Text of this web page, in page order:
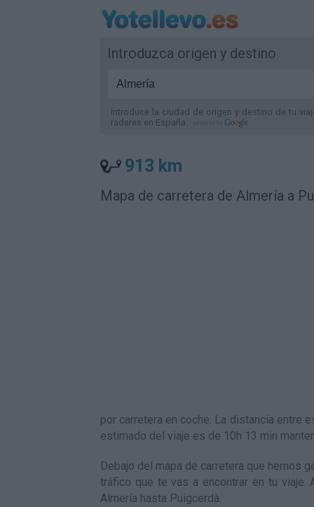
Introduzca origen y destino
Introduce la ciudad de origen y destino de tu
radares en España.
913 km
Mapa de carretera de Almería a
por carretera en coche. La distancia entre
estimado del viaje es de 10h 13 min
Debajo del mapa de carretera que hemos
tráfico que te vas a encontrar en tu
Almería hasta Puigcerdà.